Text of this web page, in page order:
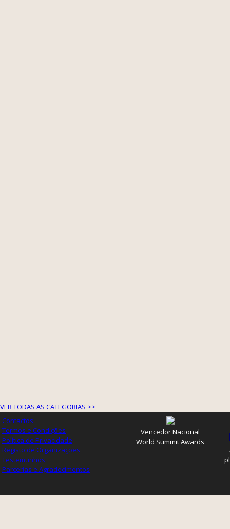
VER TODAS AS CATEGORIAS >>
Contactos
Termos e Condições
Política de Privacidade
Registo de Organizações
Testemunhos
Parcerias e Agradecimentos
Vencedor Nacional
World Summit Awards